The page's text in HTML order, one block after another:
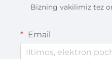
Bizning vakilimiz tez
Email